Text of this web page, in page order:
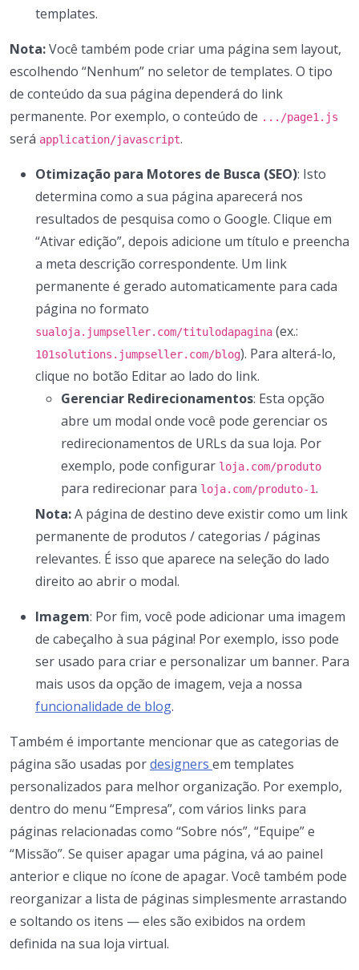
templates.
Nota:Você também pode criar uma página sem layout,
escolhendo “Nenhum” no seletor de templates. O tipo
de conteúdo da sua página dependerá do link
permanente. Por exemplo, o conteúdo de .../page1.js
será application/javascript.
Otimização para Motores de Busca (SEO): Isto
determina como a sua página aparecerá nos
resultados de pesquisa como o Google. Clique em
“Ativar edição”, depois adicione um título e preencha
a meta descrição correspondente. Um link
permanente é gerado automaticamente para cada
página no formato
sualoja.jumpseller.com/titulodapagina (ex.:
101solutions.jumpseller.com/blog). Para alterá-lo,
clique no botão Editar ao lado do link.
Gerenciar Redirecionamentos: Esta opção
abre um modal onde você pode gerenciar os
redirecionamentos de URLs da sua loja. Por
exemplo, pode configurar loja.com/produto
para redirecionar para loja.com/produto-1.
Nota:A página de destino deve existir como um link
permanente de produtos / categorias / páginas
relevantes. É isso que aparece na seleção do lado
direito ao abrir o modal.
Imagem: Por fim, você pode adicionar uma imagem
de cabeçalho à sua página! Por exemplo, isso pode
ser usado para criar e personalizar um banner. Para
mais usos da opção de imagem, veja a nossa
funcionalidade de blog.
Também é importante mencionar que as categorias de
página são usadas pordesigners em templates
personalizados para melhor organização. Por exemplo,
dentro do menu “Empresa”, com vários links para
páginas relacionadas como “Sobre nós”, “Equipe” e
“Missão”. Se quiser apagar uma página, vá ao painel
anterior e clique no ícone de apagar. Você também pode
reorganizar a lista de páginas simplesmente arrastando
e soltando os itens — eles são exibidos na ordem
definida na sua loja virtual.